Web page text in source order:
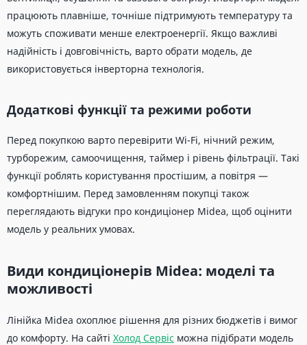
працюють плавніше, точніше підтримують температуру та
можуть споживати менше електроенергії. Якщо важливі
надійність і довговічність, варто обрати модель, де
використовується інверторна технологія.
Додаткові функції та режими роботи
Перед покупкою варто перевірити Wi-Fi, нічний режим,
турборежим, самоочищення, таймер і рівень фільтрації. Такі
функції роблять користування простішим, а повітря —
комфортнішим. Перед замовленням покупці також
переглядають відгуки про кондиціонер Midea, щоб оцінити
модель у реальних умовах.
Види кондиціонерів Midea: моделі та
можливості
Лінійка Midea охоплює рішення для різних бюджетів і вимог
до комфорту. На сайті Холод Сервіс можна підібрати модель